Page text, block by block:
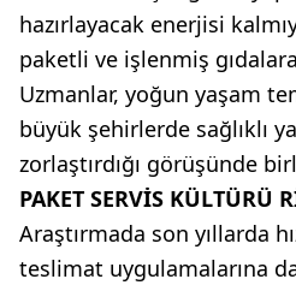
hazırlayacak enerjisi
paketli ve işlenmiş
Uzmanlar, yoğun yaşam
büyük şehirlerde sağlıklı
zorlaştırdığı görüşünde
PAKET SERVİS KÜLTÜRÜ
Araştırmada son yıllarda
teslimat uygulamalarına